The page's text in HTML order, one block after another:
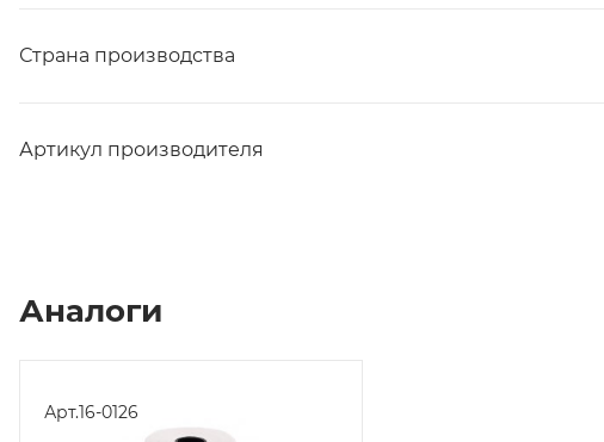
Страна производства
Артикул производителя
Аналоги
Арт.16-0126